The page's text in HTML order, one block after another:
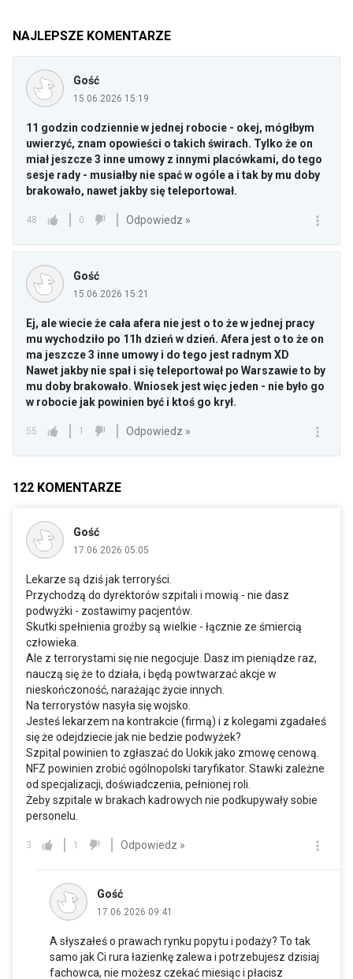
NAJLEPSZE KOMENTARZE
Gość
15.06.2026 15:19
11 godzin codziennie w jednej robocie - okej, mógłbym
uwierzyć, znam opowieści o takich świrach. Tylko że on
miał jeszcze 3 inne umowy z innymi placówkami, do tego
sesje rady - musiałby nie spać w ogóle a i tak by mu doby
brakowało, nawet jakby się teleportował.
48 0 Odpowiedz »
Gość
15.06.2026 15:21
Ej, ale wiecie że cała afera nie jest o to że w jednej pracy
mu wychodziło po 11h dzień w dzień. Afera jest o to że on
ma jeszcze 3 inne umowy i do tego jest radnym XD
Nawet jakby nie spał i się teleportował po Warszawie to by
mu doby brakowało. Wniosek jest więc jeden - nie było go
w robocie jak powinien być i ktoś go krył.
55 1 Odpowiedz »
122 KOMENTARZE
Gość
17.06.2026 05:05
Lekarze są dziś jak terroryści.
Przychodzą do dyrektorów szpitali i mowią - nie dasz
podwyżki - zostawimy pacjentów.
Skutki spełnienia groźby są wielkie - łącznie ze śmiercią
człowieka.
Ale z terrorystami się nie negocjuje. Dasz im pieniądze raz,
nauczą się że to działa, i będą powtwarzać akcje w
nieskończoność, narażając życie innych.
Na terrorystów nasyła się wojsko.
Jesteś lekarzem na kontrakcie (firmą) i z kolegami zgadałeś
się że odejdziecie jak nie bedzie podwyżek?
Szpital powinien to zgłaszać do Uokik jako zmowę cenową.
NFZ powinien zrobić ogólnopolski taryfikator. Stawki zależne
od specjalizacji, doświadczenia, pełnionej roli.
Żeby szpitale w brakach kadrowych nie podkupywały sobie
personelu.
3 1 Odpowiedz »
Gość
17.06.2026 09:41
A słyszałeś o prawach rynku popytu i podaży? To tak
samo jak Ci rura łazienkę zalewa i potrzebujesz dzisiaj
fachowca, nie możesz czekać miesiąc i płacisz